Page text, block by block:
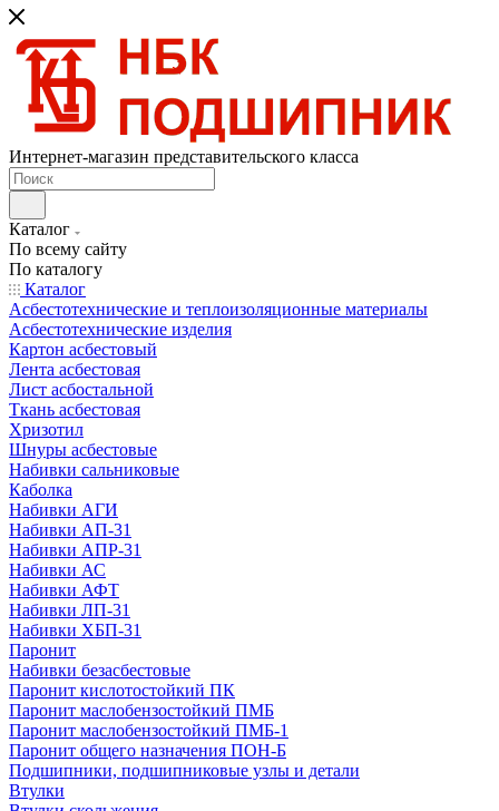
Интернет-магазин представительского класса
Каталог
По всему сайту
По каталогу
Каталог
Асбестотехнические и теплоизоляционные материалы
Асбестотехнические изделия
Картон асбестовый
Лента асбестовая
Лист асбостальной
Ткань асбестовая
Хризотил
Шнуры асбестовые
Набивки сальниковые
Каболка
Набивки АГИ
Набивки АП-31
Набивки АПР-31
Набивки АС
Набивки АФТ
Набивки ЛП-31
Набивки ХБП-31
Паронит
Набивки безасбестовые
Паронит кислотостойкий ПК
Паронит маслобензостойкий ПМБ
Паронит маслобензостойкий ПМБ-1
Паронит общего назначения ПОН-Б
Подшипники, подшипниковые узлы и детали
Втулки